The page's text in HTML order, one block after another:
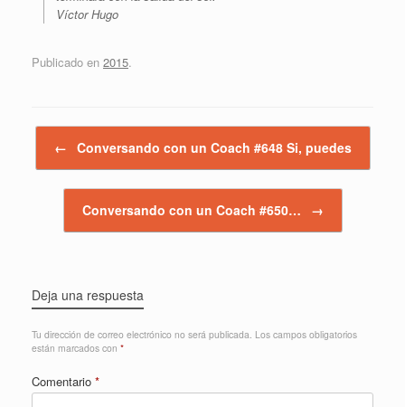
Víctor Hugo
Publicado en 2015.
← Conversando con un Coach #648 Si, puedes
Conversando con un Coach #650… →
Deja una respuesta
Tu dirección de correo electrónico no será publicada. Los campos obligatorios
están marcados con *
Comentario *